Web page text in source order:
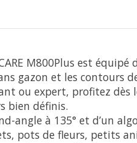
M800Plus est équipé
gazon et les contours
ou expert, profitez dès
bien définis.
angle à 135° et d’un
pots de fleurs, petits